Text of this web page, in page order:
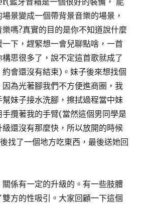
景變成一個帶背景音樂的場景，
嗎?真實的目的是你不知道說什麼
下，趕緊想一會兒聊點啥，一首
思很多了，說不定這首歌就成了
會還沒有結束)。妹子後來想找個
為光著腳我們不方便進商圈，我
妹子接水洗腳，擦拭過程當中妹
攬著我的手臂(當然這個男同學是
還沒有那麼快，所以放開的時候
找了一個地方吃東西，最後送她回
係有一定的升級的。有一些肢體
方的性吸引。大家回顧一下這個